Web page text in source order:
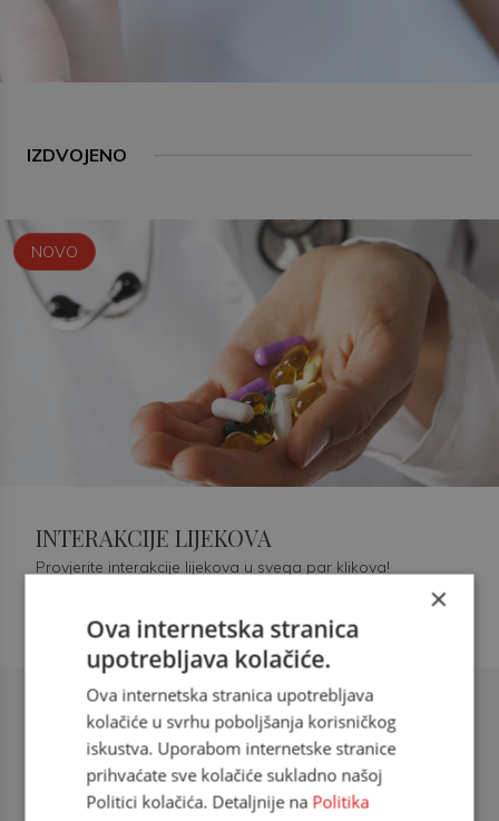
IZDVOJENO
Šećerna bolest tip 2 = kardiovaskularna
doc. dr. sc. Višnja Kokić Maleš,
dr.med., specijalististica
NOVO
INTERAKCIJE LIJEKOVA
Provjerite interakcije lijekova u svega par klikova!
×
Ova internetska stranica
upotrebljava kolačiće.
Ova internetska stranica upotrebljava
kolačiće u svrhu poboljšanja korisničkog
iskustva. Uporabom internetske stranice
prihvaćate sve kolačiće sukladno našoj
Politici kolačića. Detaljnije na Politika